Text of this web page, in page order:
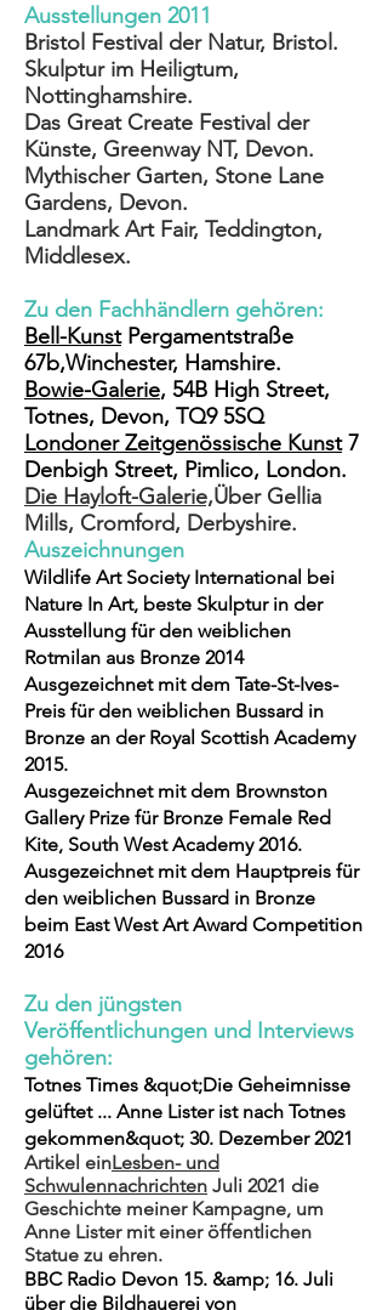
Ausstellungen 2011
Bristol Festival der Natur, Bristol.
Skulptur im Heiligtum,
Nottinghamshire.
Das Great Create Festival der
Künste, Greenway NT, Devon.
Mythischer Garten, Stone Lane
Gardens, Devon.
Landmark Art Fair, Teddington,
Middlesex.
Zu den Fachhändlern gehören:
Bell-Kunst Pergamentstraße
67b,Winchester, Hamshire.
Bowie-Galerie, 54B High Street,
Totnes, Devon, TQ9 5SQ
Londoner Zeitgenössische Kunst7
Denbigh Street, Pimlico, London.
Die Hayloft-Galerie,Über Gellia
Mills, Cromford, Derbyshire.
Auszeichnungen
Wildlife Art Society International bei
Nature In Art, beste Skulptur in der
Ausstellung für den weiblichen
Rotmilan aus Bronze 2014
Ausgezeichnet mit dem Tate-St-Ives-
Preis für den weiblichen Bussard in
Bronze an der Royal Scottish Academy
2015.
Ausgezeichnet mit dem Brownston
Gallery Prize für Bronze Female Red
Kite, South West Academy 2016.
Ausgezeichnet mit dem Hauptpreis für
den weiblichen Bussard in Bronze
beim East West Art Award Competition
2016
Zu den jüngsten
Veröffentlichungen und Interviews
gehören:
Totnes Times &quot;Die Geheimnisse
gelüftet ... Anne Lister ist nach Totnes
gekommen&quot; 30. Dezember 2021
Artikel einLesben- und
Schwulennachrichten Juli 2021 die
Geschichte meiner Kampagne, um
Anne Lister mit einer öffentlichen
Statue zu ehren.
BBC Radio Devon 15. &amp; 16. Juli
über die Bildhauerei von